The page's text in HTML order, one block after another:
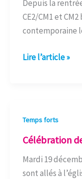
Depuis la
CE2/CM1 et
contemporaine
Lire l’article »
Temps forts
Célébration
Mardi 19
sont allés à
Célébration
Noël
à
l’église